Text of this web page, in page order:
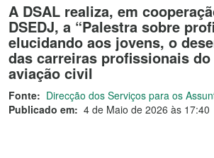
A DSAL realiza, em
DSEDJ, a “Palestra sobre
elucidando aos jovens, o
das carreiras profissionais
aviação civil
Fonte: Direcção dos Serviços para os
Publicado em: 4 de Maio de 2026 às 17:40